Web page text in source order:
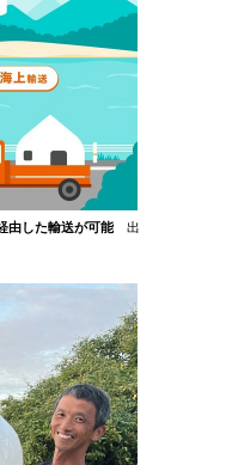
由した輸送が可能出